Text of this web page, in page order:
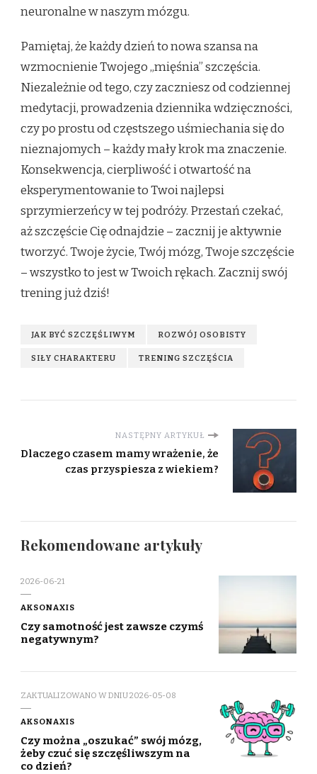
neuronalne w naszym mózgu.
Pamiętaj, że każdy dzień to nowa szansa na
wzmocnienie Twojego „mięśnia” szczęścia.
Niezależnie od tego, czy zaczniesz od codziennej
medytacji, prowadzenia dziennika wdzięczności,
czy po prostu od częstszego uśmiechania się do
nieznajomych – każdy mały krok ma znaczenie.
Konsekwencja, cierpliwość i otwartość na
eksperymentowanie to Twoi najlepsi
sprzymierzeńcy w tej podróży. Przestań czekać,
aż szczęście Cię odnajdzie – zacznij je aktywnie
tworzyć. Twoje życie, Twój mózg, Twoje szczęście
– wszystko to jest w Twoich rękach. Zacznij swój
trening już dziś!
JAK BYĆ SZCZĘŚLIWYM ROZWÓJ OSOBISTY
SIŁY CHARAKTERU TRENING SZCZĘŚCIA
NASTĘPNY ARTYKUŁ
Dlaczego czasem mamy wrażenie, że
czas przyspiesza z wiekiem?
Rekomendowane artykuły
2026-06-21
AKSONAXIS
Czy samotność jest zawsze czymś
negatywnym?
ZAKTUALIZOWANO W DNIU2026-05-08
AKSONAXIS
Czy można „oszukać” swój mózg,
żeby czuć się szczęśliwszym na
co dzień?